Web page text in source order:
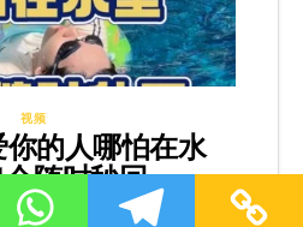
视频
的人哪怕在水
随时秒回